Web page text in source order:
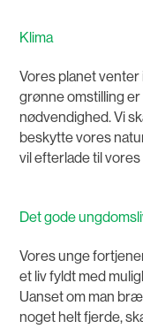
Klima
Vores planet venter
grønne omstilling
nødvendighed. Vi
beskytte vores
vil efterlade til
Det gode
Vores unge
et liv fyldt med
Uanset om man
noget helt fjerde,